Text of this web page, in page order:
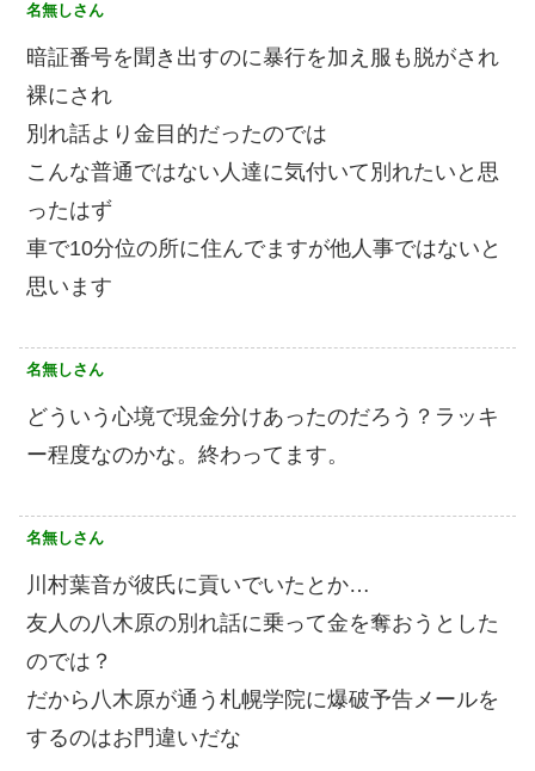
名無しさん
暗証番号を聞き出すのに暴行を加え服も脱がされ
裸にされ
別れ話より金目的だったのでは
こんな普通ではない人達に気付いて別れたいと思
ったはず
車で10分位の所に住んでますが他人事ではないと
思います
名無しさん
どういう心境で現金分けあったのだろう？ラッキ
ー程度なのかな。終わってます。
名無しさん
川村葉音が彼氏に貢いでいたとか…
友人の八木原の別れ話に乗って金を奪おうとした
のでは？
だから八木原が通う札幌学院に爆破予告メールを
するのはお門違いだな